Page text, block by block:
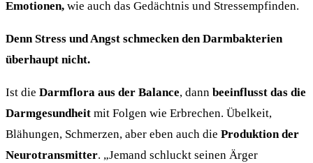
Emotionen, wie auch das Gedächtnis und Stressempfinden.
Denn Stress und Angst schmecken den Darmbakterien
überhaupt nicht.
Ist die Darmflora aus der Balance, dann beeinflusst das die
Darmgesundheit mit Folgen wie Erbrechen. Übelkeit,
Blähungen, Schmerzen, aber eben auch die Produktion der
Neurotransmitter. „Jemand schluckt seinen Ärger